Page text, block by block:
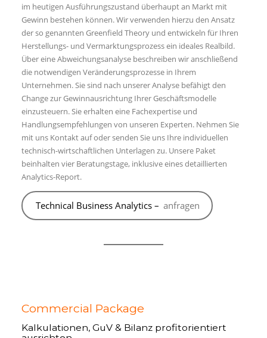
im heutigen Ausführungszustand überhaupt an Markt mit
Gewinn bestehen können. Wir verwenden hierzu den Ansatz
der so genannten Greenfield Theory und entwickeln für Ihren
Herstellungs- und Vermarktungsprozess ein ideales Realbild.
Über eine Abweichungsanalyse beschreiben wir anschließend
die notwendigen Veränderungsprozesse in Ihrem
Unternehmen. Sie sind nach unserer Analyse befähigt den
Change zur Gewinnausrichtung Ihrer Geschäftsmodelle
einzusteuern. Sie erhalten eine Fachexpertise und
Handlungsempfehlungen von unseren Experten. Nehmen Sie
mit uns Kontakt auf oder senden Sie uns Ihre individuellen
technisch-wirtschaftlichen Unterlagen zu. Unsere Paket
beinhalten vier Beratungstage, inklusive eines detaillierten
Analytics-Report.
Technical Business Analytics – anfragen
Commercial Package
Kalkulationen, GuV & Bilanz profitorientiert